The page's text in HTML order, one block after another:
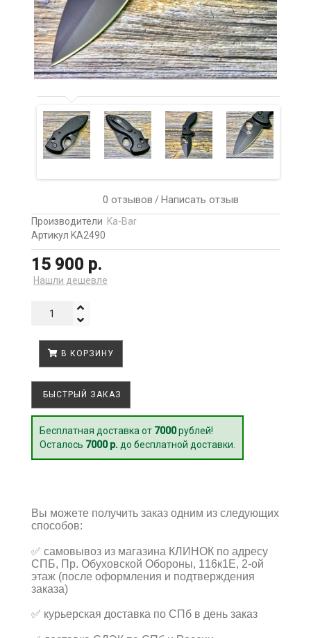
0 отзывов /Написать отзыв
Производители Ka-Bar
Артикул KA2490
15 900 р.
Нашли дешевле
В КОРЗИНУ
БЫСТРЫЙ ЗАКАЗ
Бесплатная доставка от 7000рублей!
Осталось 7000 р. до бесплатной доставки.
Вы можете получить заказ одним из следующих
способов:
✅ самовывоз из магазина КЛИНОК по адресу
СПБ, Пр. Обуховской Обороны, 116к1Е, 2-ой
этаж (после оформления и подтверждения
заказа)
✅ курьерская доставка по СПб в день заказ